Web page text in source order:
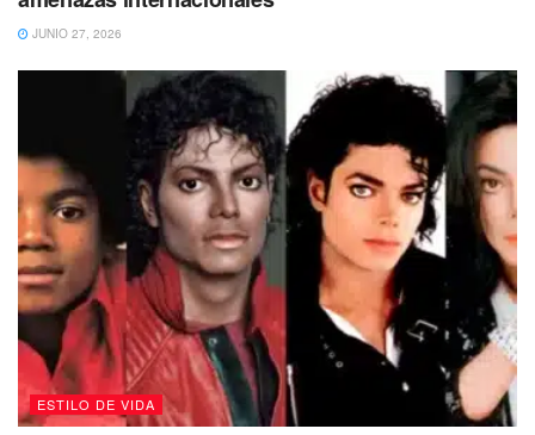
JUNIO 27, 2026
ESTILO DE VIDA